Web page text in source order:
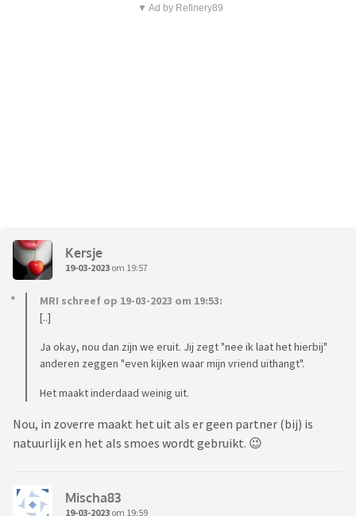
▼ Ad by Refinery89
Kersje
19-03-2023 om 19:57
MRI schreef op 19-03-2023 om 19:53:
[..]
Ja okay, nou dan zijn we eruit. Jij zegt "nee ik laat het hierbij"
anderen zeggen "even kijken waar mijn vriend uithangt".
Het maakt inderdaad weinig uit.
Nou, in zoverre maakt het uit als er geen partner (bij) is
natuurlijk en het als smoes wordt gebruikt. 😉
Mischa83
19-03-2023 om 19:59